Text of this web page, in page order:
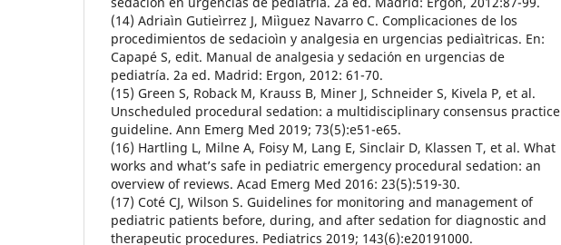
(14) Adriaìn Gutieìrrez J, Miìguez Navarro C. Complicaciones de los
procedimientos de sedacioìn y analgesia en urgencias pediaìtricas. En:
Capapé S, edit. Manual de analgesia y sedación en urgencias de
pediatría. 2a ed. Madrid: Ergon, 2012: 61-70.
(15) Green S, Roback M, Krauss B, Miner J, Schneider S, Kivela P, et al.
Unscheduled procedural sedation: a multidisciplinary consensus practice
guideline. Ann Emerg Med 2019; 73(5):e51-e65.
(16) Hartling L, Milne A, Foisy M, Lang E, Sinclair D, Klassen T, et al. What
works and what’s safe in pediatric emergency procedural sedation: an
overview of reviews. Acad Emerg Med 2016: 23(5):519-30.
(17) Coté CJ, Wilson S. Guidelines for monitoring and management of
pediatric patients before, during, and after sedation for diagnostic and
therapeutic procedures. Pediatrics 2019; 143(6):e20191000.